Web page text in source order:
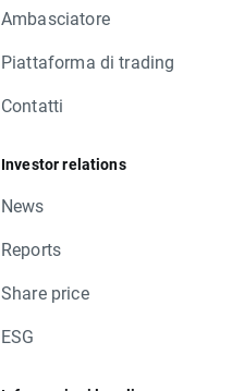
Ambasciatore
Piattaforma di trading
Contatti
Investor relations
News
Reports
Share price
ESG